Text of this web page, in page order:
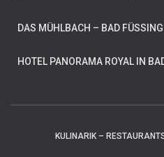
DAS MÜHLBACH – BAD FÜSSING
HOTEL PANORAMA ROYAL IN
KULINARIK –